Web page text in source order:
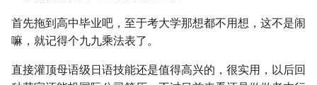
首先拖到高中毕业吧，至于考大学那想都不用想，这不是闹
嘛，就记得个九九乘法表了。
直接灌顶母语级日语技能还是值得高兴的，很实用，以后回